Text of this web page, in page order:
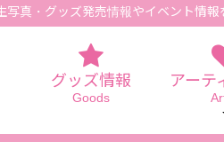
写真 ・グッズ発売情報やイベント情報
グッズ情報
Goods
アーテ